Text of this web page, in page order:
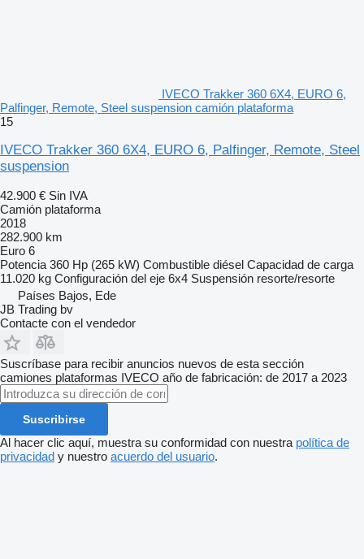
IVECO Trakker 360 6X4, EURO 6,
Palfinger, Remote, Steel suspension camión plataforma
15
IVECO Trakker 360 6X4, EURO 6, Palfinger, Remote, Steel
suspension
42.900 € Sin IVA
Camión plataforma
2018
282.900 km
Euro 6
Potencia 360 Hp (265 kW) Combustible diésel Capacidad de carga
11.020 kg Configuración del eje 6x4 Suspensión resorte/resorte
Países Bajos, Ede
JB Trading bv
Contacte con el vendedor
Suscríbase para recibir anuncios nuevos de esta sección
camiones plataformas IVECO año de fabricación: de 2017 a 2023
Suscribirse
Al hacer clic aquí, muestra su conformidad con nuestra política de
privacidad y nuestro acuerdo del usuario.